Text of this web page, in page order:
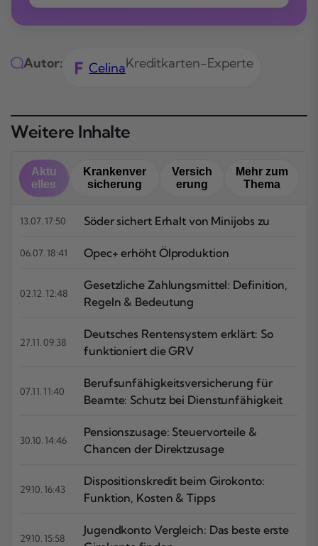
Autor: CelinaKreditkarten-Experte
Weitere Inhalte
Aktu
elles
Krankenver
sicherung
Versich
erung
Mehr zum
Thema
13.07. 17:50 Söder sichert Erhalt von Minijobs zu
06.07. 18:41 Opec+ erhöht Ölproduktion
02.12. 12:48
Gesetzliche Zahlungsmittel: Definition,
Regeln & Bedeutung
27.11. 09:38
Deutsches Rentensystem erklärt: So
funktioniert die GRV
07.11. 11:40
Berufsunfähigkeitsversicherung für
Beamte: Schutz bei Dienstunfähigkeit
30.10. 14:46
Pensionszusage: Steuervorteile &
Chancen der Direktzusage
29.10. 16:43
Dispositionskredit beim Girokonto:
Funktion, Kosten & Tipps
29.10. 15:58
Jugendkonto Vergleich: Das beste erste